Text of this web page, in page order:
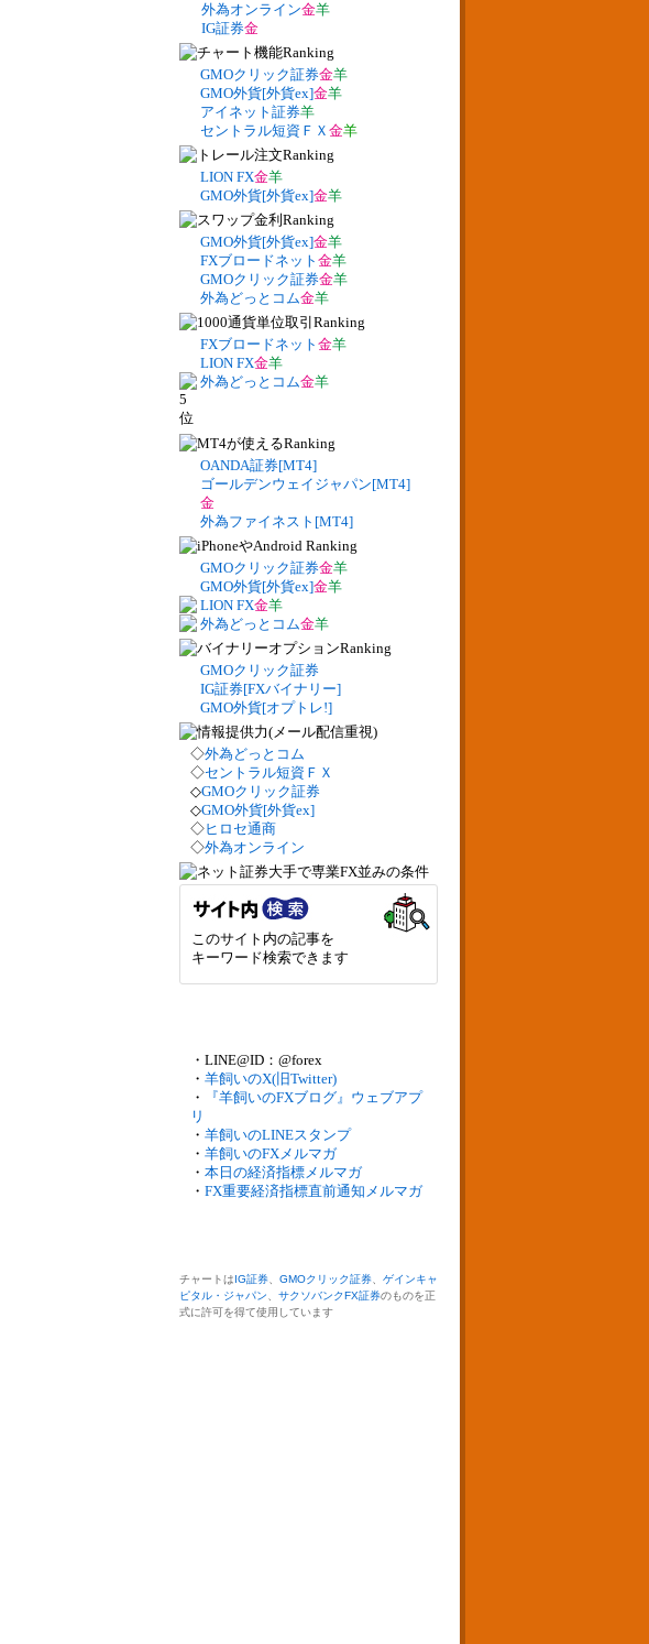
外為オンライン金羊
IG証券金
GMOクリック証券金羊
GMO外貨[外貨ex]金羊
アイネット証券羊
セントラル短資ＦＸ 金羊
LION FX金羊
GMO外貨[外貨ex]金羊
GMO外貨[外貨ex]金羊
FXブロードネット 金羊
GMOクリック証券金羊
外為どっとコム金羊
FXブロードネット 金羊
LION FX金羊
外為どっとコム金羊
OANDA証券[MT4]
ゴールデンウェイジャパン[MT4]
金
外為ファイネスト[MT4]
GMOクリック証券金羊
GMO外貨[外貨ex]金羊
LION FX金羊
外為どっとコム金羊
GMOクリック証券
IG証券[FXバイナリー]
GMO外貨[オプトレ!]
◇外為どっとコム
◇セントラル短資ＦＸ
◇GMOクリック証券
◇GMO外貨[外貨ex]
◇ヒロセ通商
◇外為オンライン
このサイト内の記事を
キーワード検索できます
・LINE@ID：@forex
・ 羊飼いのX(旧Twitter)
・
『羊飼いのFXブログ』ウェブアプ
リ
・ 羊飼いのLINEスタンプ
・ 羊飼いのFXメルマガ
・ 本日の経済指標メルマガ
・ FX重要経済指標直前通知メルマガ
チャートはIG証券 GMOクリック証券
ゲインキャ
ピタル・ジャパン
サクソバンクFX証券のものを正
式に許可を得て使用しています